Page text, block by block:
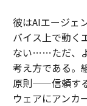
彼はAIエージェ
バイス上で動く
ない……ただ、
考え方である。
原則——信頼す
ウェアにアンカ